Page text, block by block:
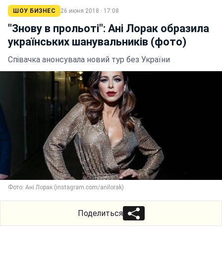
ШОУ БИЗНЕС 26 июня 2018 · 17:08
"Знову в прольоті": Ані Лорак образила
українських шанувальників (фото)
Співачка анонсувала новий тур без України
Фото: Ані Лорак (instagram.com/anilorak)
Поделиться